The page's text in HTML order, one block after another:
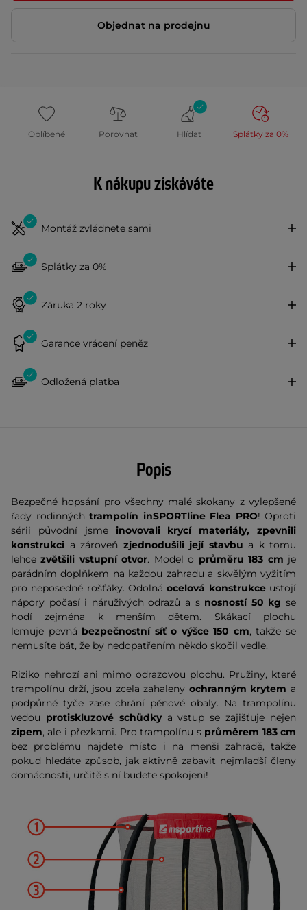
Objednat na prodejnu
Oblíbené Porovnat Hlídat Splátky za 0%
K nákupu získáváte
Montáž zvládnete sami
Splátky za 0%
Záruka 2 roky
Garance vrácení peněz
Odložená platba
Popis
Bezpečné hopsání pro všechny malé skokany z vylepšené
řady rodinných trampolín inSPORTline Flea PRO! Oproti
sérii původní jsme inovovali krycí materiály, zpevnili
konstrukci a zároveň zjednodušili její stavbu a k tomu
lehcezvětšili vstupní otvor. Model o průměru 183 cm je
parádním doplňkem na každou zahradu a skvělým vyžitím
pro neposedné rošťáky. Odolná ocelová konstrukceustojí
nápory počasí i náruživých odrazů a s nosností 50 kg se
hodí zejména k menším dětem. Skákací plochu
lemuje pevná bezpečnostní síť o výšce 150 cm, takže se
nemusíte bát, že by nedopatřením někdo skočil vedle.
Riziko nehrozí ani mimo odrazovou plochu. Pružiny, které
trampolínu drží, jsou zcela zahaleny ochranným krytem a
podpůrné tyče zase chrání pěnové obaly. Na trampolínu
vedou protiskluzové schůdkya vstup se zajišťuje nejen
zipem, ale i přezkami. Pro trampolínu s průměrem 183 cm
bez problému najdete místo i na menší zahradě, takže
pokud hledáte způsob, jak aktivně zabavit nejmladší členy
domácnosti, určitě s ní budete spokojeni!